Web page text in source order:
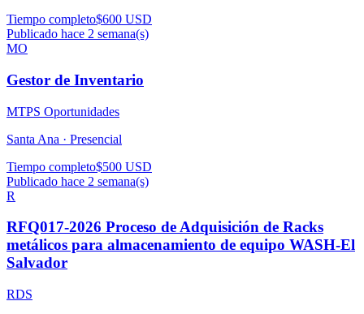
Tiempo completo$600 USD
Publicado hace 2 semana(s)
MO
Gestor de Inventario
MTPS Oportunidades
Santa Ana · Presencial
Tiempo completo$500 USD
Publicado hace 2 semana(s)
R
RFQ017-2026 Proceso de Adquisición de Racks
metálicos para almacenamiento de equipo WASH-El
Salvador
RDS